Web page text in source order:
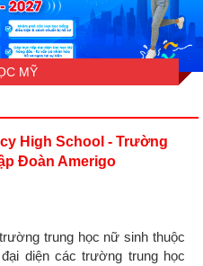
MỸ
High School - Trường
Đoàn Amerigo
trung học nữ sinh thuộc
diện các trường trung học